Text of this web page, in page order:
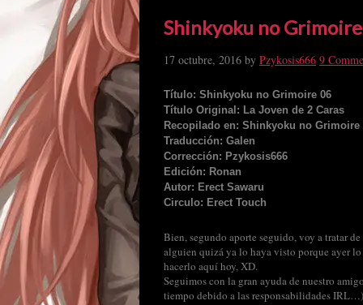
Shinkyoku no
17 octubre, 2016 by Pzykosis666 9
Título: Shinkyoku no Grimoire 06
Título Original: La Joven de 2 Caras
Recopilado en: Shinkyoku no Grimoire
Traducción: Galen
Corrección: Pzykosis666
Edición: Ronan
Autor: Erect Sawaru
Circulo: Erect Touch
Bien, segundo aporte seguido, voy a tratar
alguien quizá ya lo haya visto porque ayer
hacerlo aquí hoy, XD.
Seguimos con la gran ayuda de nuestro
tiempo debido a las responsabilidades